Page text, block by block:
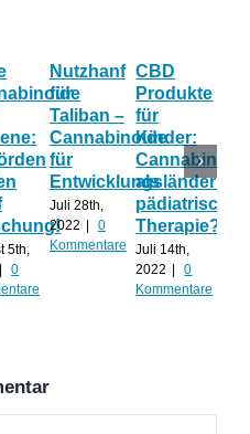
5th,
0
Nutzhanf
für
Taliban –
Cannabinoide
für
Entwicklungsländer?
Juli 28th,
2022
0
Kommentare
CBD
Produkte
für
Kinder:
als
pädiatrische
Therapie?
Juli 14th,
2022
0
Kommentare